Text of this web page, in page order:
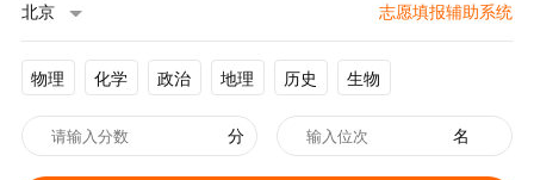
北京 志愿填报辅助系统
物理 化学 政治 地理 历史 生物
分 名